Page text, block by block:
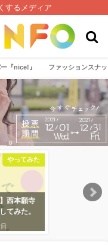
するメディア
『nice!』 ファッションスナ